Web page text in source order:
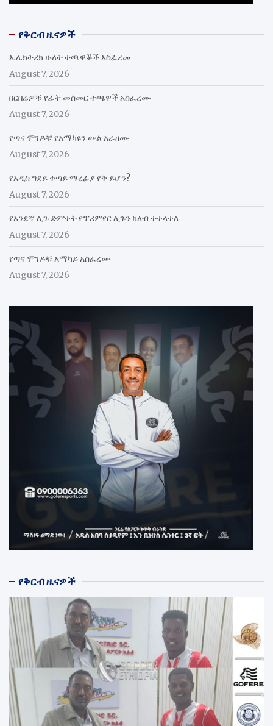
የቅርብ ዜናዎች
ኤሌክትሪክ ሁለት ተጫዋቾች አስፈረመ
August 7, 2026
በርበሬዎቹ የፊት መስመር ተጫዋች አስፈረሙ
August 7, 2026
የጣና ሞገዶቹ የአማካዩን ውል አራዘሙ
August 7, 2026
የአዲስ ግደይ ቀጣይ ማረፊያ የት ይሆን?
August 7, 2026
የአንደኛ ሊጉ ድምቀት የፕሪምየር ሊጉን ክለብ ተቀላቀለ
August 7, 2026
የጣና ሞገዶቹ አማካይ አስፈረሙ
August 7, 2026
የቅርብ ዜናዎች